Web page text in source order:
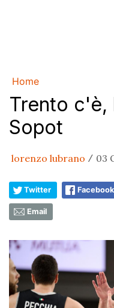
Home
Trento c'è,
Sopot
lorenzo lubrano / 03
Twitter Facebook
Email